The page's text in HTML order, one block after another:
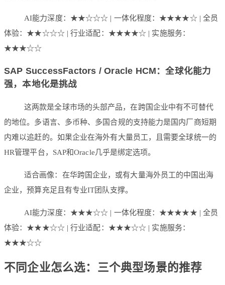
AI能力深度：★★☆☆☆ | 一体化程度：★★★★☆ | 全员
体验：★★☆☆☆ | 行业适配：★★★★☆ | 实施服务：
★★★☆☆
SAP SuccessFactors / Oracle HCM：全球化能力
强，本地化是挑战
这两款是全球市场的头部产品，在跨国企业中有不可替代
的地位。多语言、多币种、多国合规的支持能力是国内厂商短期
内难以追赶的。如果企业在海外有大量员工，且需要全球统一的
HR管理平台，SAP和Oracle几乎是绑定选项。
适合画像：在华跨国企业，或有大量海外员工的中国出海
企业，预算充足且有专业IT团队支撑。
AI能力深度：★★★☆☆ | 一体化程度：★★★★★ | 全员
体验：★★★☆☆ | 行业适配：★★★☆☆ | 实施服务：
★★★☆☆
不同企业怎么选：三个典型场景的推荐